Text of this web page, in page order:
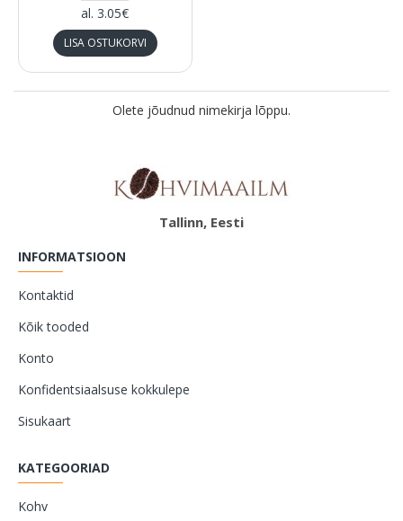
al. 3.05€
LISA OSTUKORVI
Olete jõudnud nimekirja lõppu.
Tallinn, Eesti
INFORMATSIOON
Kontaktid
Kõik tooded
Konto
Konfidentsiaalsuse kokkulepe
Sisukaart
KATEGOORIAD
Kohv